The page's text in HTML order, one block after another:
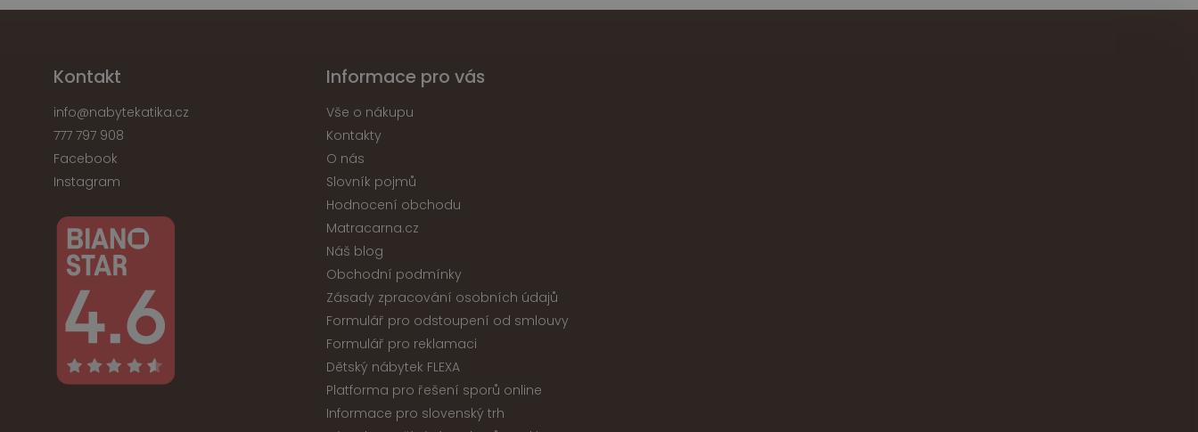
Kontakt
info@nabytekatika.cz
777 797 908
Facebook
Instagram
Informace pro vás
Vše o nákupu
Kontakty
O nás
Slovník pojmů
Hodnocení obchodu
Matracarna.cz
Náš blog
Obchodní podmínky
Zásady zpracování osobních údajů
Formulář pro odstoupení od smlouvy
Formulář pro reklamaci
Dětský nábytek FLEXA
Platforma pro řešení sporů online
Informace pro slovenský trh